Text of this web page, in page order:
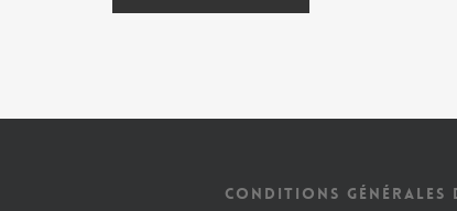
CONDITIONS GÉNÉRALES